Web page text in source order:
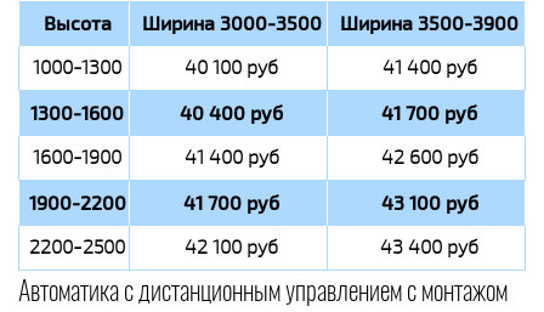
Высота Ширина 3000-3500 Ширина 3500-3900
1000-1300 40 100 руб 41 400 руб
1300-1600 40 400 руб 41 700 руб
1600-1900 41 400 руб 42 600 руб
1900-2200 41 700 руб 43 100 руб
2200-2500 42 100 руб 43 400 руб
Автоматика с дистанционным управлением с монтажом